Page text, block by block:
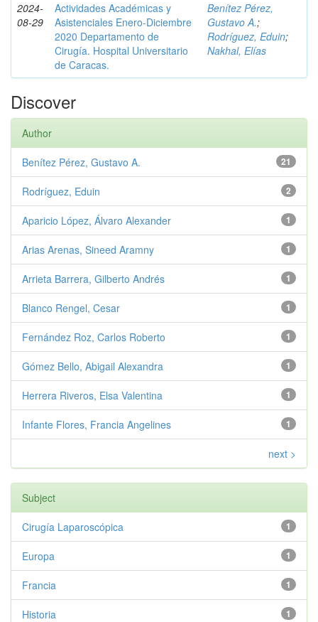
2024-
08-29
Actividades Académicas y
Asistenciales Enero-Diciembre
2020 Departamento de
Cirugía. Hospital Universitario
de Caracas.
Benítez Pérez,
Gustavo A.;
Rodríguez, Eduin;
Nakhal, Elías
Discover
Author
21
Benítez Pérez, Gustavo A.
2
Rodríguez, Eduin
1
Aparicio López, Álvaro Alexander
1
Arias Arenas, Sineed Aramny
1
Arrieta Barrera, Gilberto Andrés
1
Blanco Rengel, Cesar
1
Fernández Roz, Carlos Roberto
1
Gómez Bello, Abigail Alexandra
1
Herrera Riveros, Elsa Valentina
1
Infante Flores, Francia Angelines
next >
Subject
1
Cirugía Laparoscópica
1
Europa
1
Francia
1
Historia